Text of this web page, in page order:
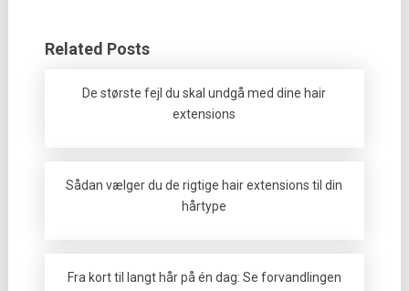
Related Posts
De største fejl du skal undgå med dine hair
extensions
Sådan vælger du de rigtige hair extensions til din
hårtype
Fra kort til langt hår på én dag: Se forvandlingen